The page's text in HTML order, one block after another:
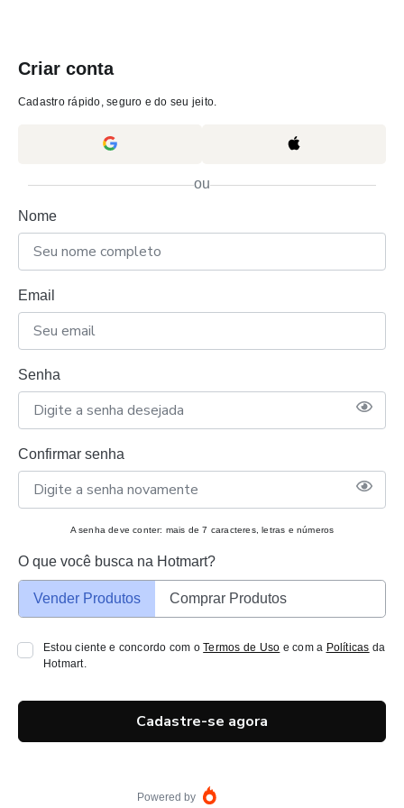
Criar conta
Cadastro rápido, seguro e do seu jeito.
ou
Nome
Email
Senha
Confirmar senha
A senha deve conter: mais de 7 caracteres, letras e números
O que você busca na Hotmart?
Vender Produtos Comprar Produtos
Estou ciente e concordo com oTermos de Uso e com a Políticas da
Hotmart.
Cadastre-se agora
Powered by